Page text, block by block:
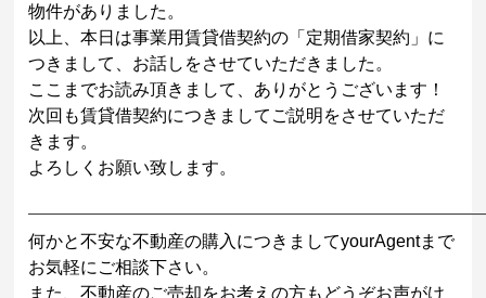
物件がありました。
以上、本日は事業用賃貸借契約の「定期借家契約」に
つきまして、お話しをさせていただきました。
ここまでお読み頂きまして、ありがとうございます！
次回も賃貸借契約につきましてご説明をさせていただ
きます。
よろしくお願い致します。
何かと不安な不動産の購入につきましてyourAgentまで
お気軽にご相談下さい。
また、不動産のご売却をお考えの方もどうぞお声がけ